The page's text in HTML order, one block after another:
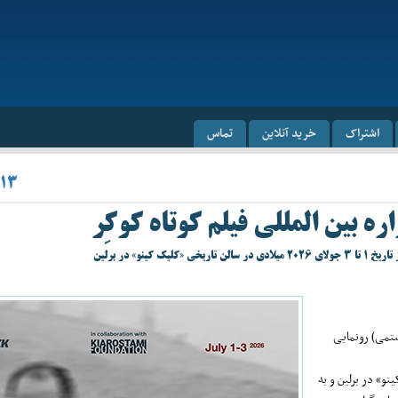
اشتراک خرید آنلاین تماس
بین المللی فیلم کوتاه کوکِر
در برلین
رونمایی
«کلیک کینو» در برلین و به